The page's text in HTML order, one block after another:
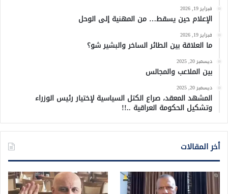
فبراير 19, 2026
الإعلام حين يسقط… من المهنية إلى الوحل
فبراير 19, 2026
ما العلاقة بين الطائر الساخر والبشير شو؟
ديسمبر 20, 2025
بين الملاعب والمجالس
ديسمبر 20, 2025
المشهد المعقد، صراع الكتل السياسية لإختيار رئيس الوزراء
وتشكيل الحكومة العراقية ..!!
أخر المقالات